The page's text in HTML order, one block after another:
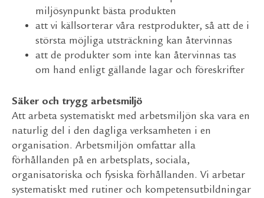
miljösynpunkt bästa produkten
att vi källsorterar våra restprodukter, så att de i
största möjliga utsträckning kan återvinnas
att de produkter som inte kan återvinnas tas
om hand enligt gällande lagar och föreskrifter
Säker och trygg arbetsmiljö
Att arbeta systematiskt med arbetsmiljön ska vara en
naturlig del i den dagliga verksamheten i en
organisation. Arbetsmiljön omfattar alla
förhållanden på en arbetsplats, sociala,
organisatoriska och fysiska förhållanden. Vi arbetar
systematiskt med rutiner och kompetensutbildningar